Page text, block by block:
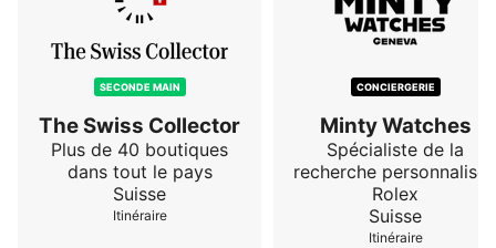
SECONDE MAIN
The Swiss Collector
Plus de 40 boutiques
dans tout le pays
Suisse
Itinéraire
CONCIERGERIE
Minty Watches
Spécialiste de la
recherche personnalisée
Rolex
Suisse
Itinéraire